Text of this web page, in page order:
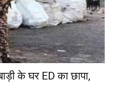
के घर ED का छापा,